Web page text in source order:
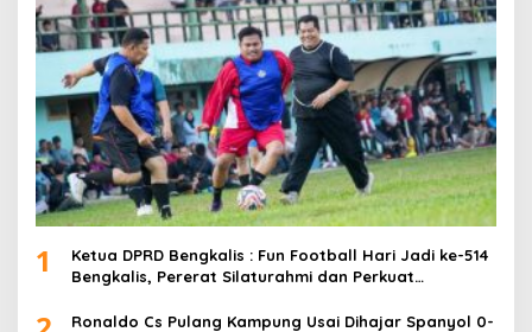
1
Ketua DPRD Bengkalis : Fun Football Hari Jadi ke-514
Bengkalis, Pererat Silaturahmi dan Perkuat
Ronaldo Cs Pulang Kampung Usai Dihajar Spanyol 0-